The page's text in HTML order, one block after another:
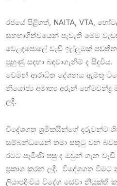
රජයේ පිළිගත්, NAITA, VTA,
සහභාගීත්වයෙන් පැවැති මෙම
වෙළඳපොලේ වැඩි ඉල්ලුමක් පවතින
පුහුණු සඳහා බඳවාගැනීම් ද
වෙමින් ආරාධිත දේශනය ඇමතූ
නියෝජ්‍ය අමාත්‍ය අරුන් හේමචන්ද්‍ර
ලදී.
විදේශගත ශ්‍රමිකයින්ගේ දරුවන්ට
සම්බන්ධයෙන් තමා සතුටු වන
රටට පැමිණි පසු ද ඔවුන් ගැන
ප්‍රකාශ කරන ලදී. විදේශගත
ලියාපදිංචිය විදේශ සේවා නියුක්ති